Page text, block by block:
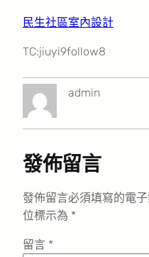
民生社區室內設計
TC:jiuyi9follow8
admin
發佈留言
發佈留言必須填寫的電
位標示為 *
留言 *